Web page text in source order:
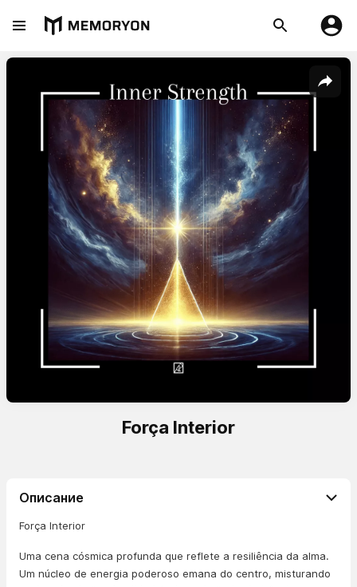
Força Interior
Описание
Força Interior
Uma cena cósmica profunda que reflete a resiliência da alma.
Um núcleo de energia poderoso emana do centro, misturando